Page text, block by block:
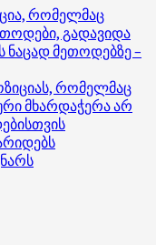
რომელმაც
გადავიდა
მეთოდებზე –
რომელმაც
მხარდაჭერა არ